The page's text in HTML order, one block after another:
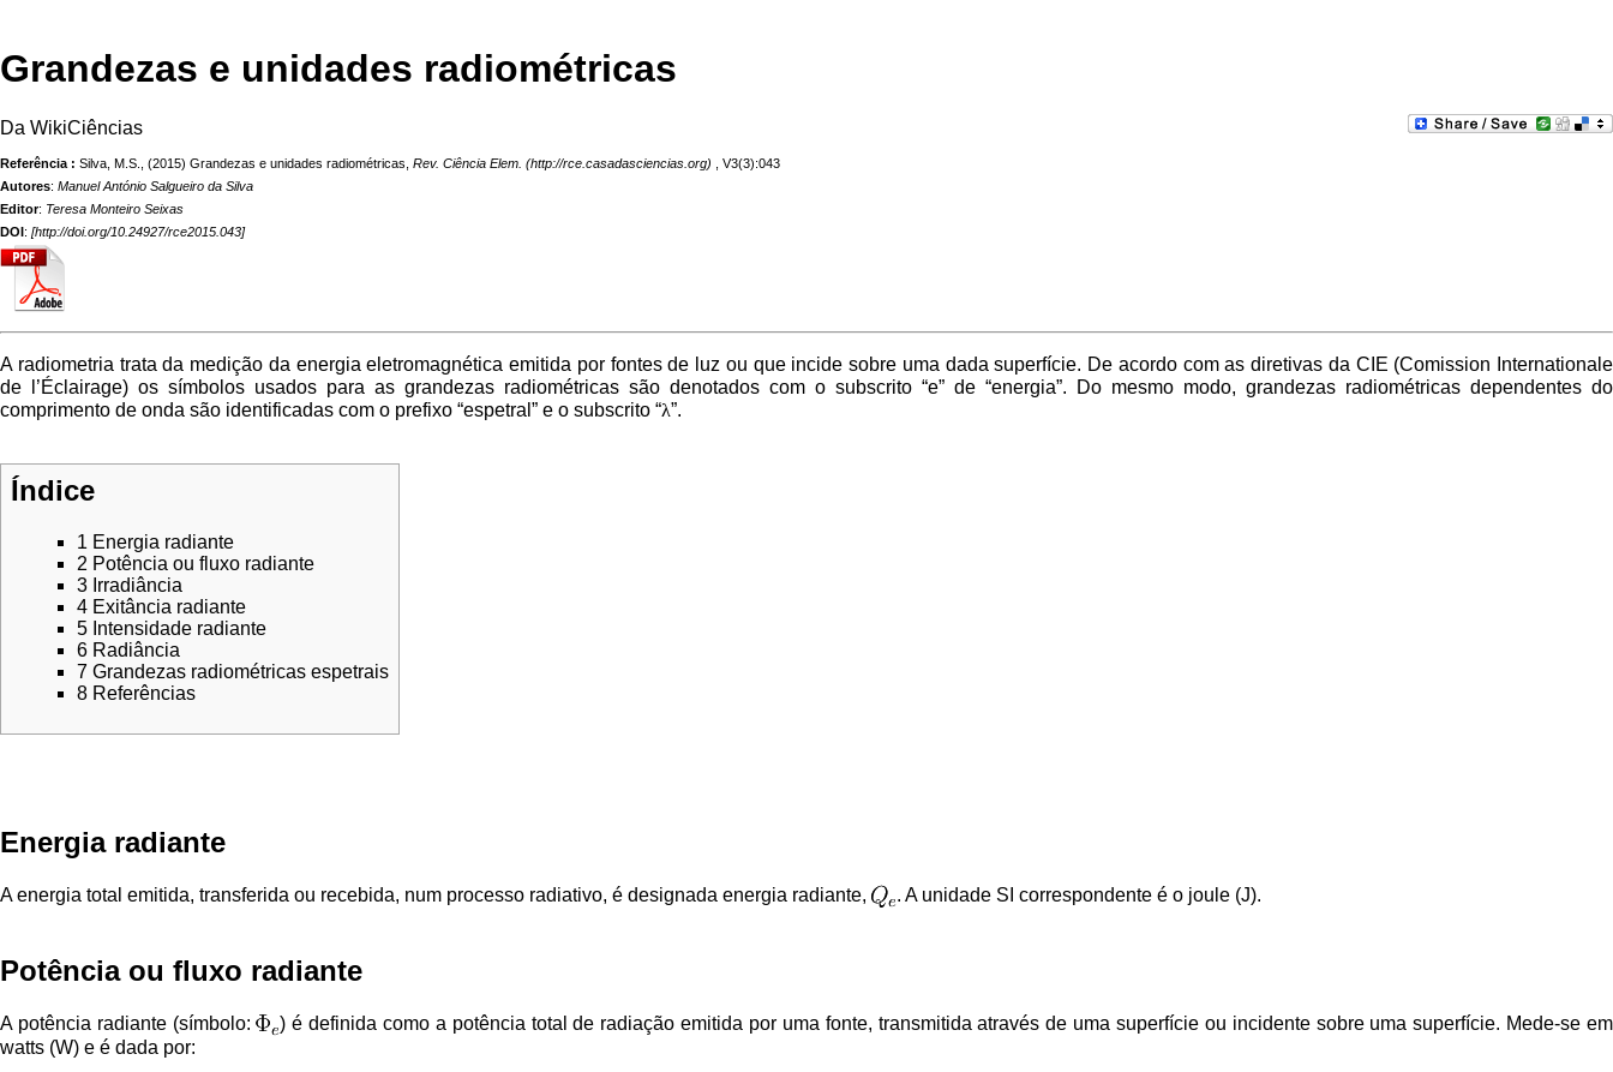
Grandezas e unidades radiométricas
Da WikiCiências
Referência : Silva, M.S., (2015) Grandezas e unidades radiométricas, Rev. Ciência Elem.
, V3(3):043
Autores: Manuel António Salgueiro da Silva
Editor: Teresa Monteiro Seixas
DOI: [http://doi.org/10.24927/rce2015.043]
A radiometria trata da medição da energia eletromagnética emitida por fontes de luz ou que incide sobre uma dada superfície. De acordo com as diretivas da CIE (Comission Internationale
de l’Éclairage) os símbolos usados para as grandezas radiométricas são denotados com o subscrito “e” de “energia”. Do mesmo modo, grandezas radiométricas dependentes do
comprimento de onda são identificadas com o prefixo “espetral” e o subscrito “λ”.
Índice
1 Energia radiante
2 Potência ou fluxo radiante
3 Irradiância
4 Exitância radiante
5 Intensidade radiante
6 Radiância
7 Grandezas radiométricas espetrais
8 Referências
Energia radiante
A energia total emitida, transferida ou recebida, num processo radiativo, é designada energia radiante, . A unidade SI correspondente é o joule (J).
Potência ou fluxo radiante
A potência radiante (símbolo:
) é definida como a potência total de radiação emitida por uma fonte, transmitida através de uma superfície ou incidente sobre uma superfície. Mede-se em
watts (W) e é dada por: